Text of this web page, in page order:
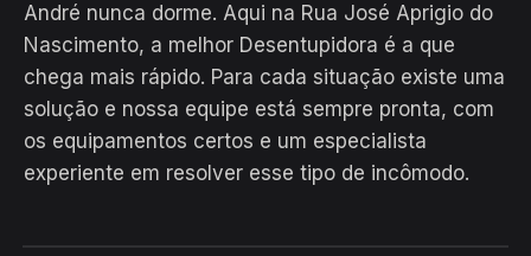
André nunca dorme. Aqui na Rua José Aprigio do
Nascimento, a melhor Desentupidora é a que
chega mais rápido. Para cada situação existe uma
solução e nossa equipe está sempre pronta, com
os equipamentos certos e um especialista
experiente em resolver esse tipo de incômodo.
EM CAMPO
Hiroshiro · Rua José Aprigio do